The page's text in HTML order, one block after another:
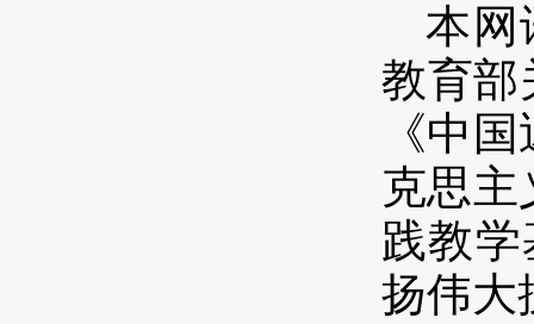
本 网
教育部
《中
克思主
践教
扬伟大